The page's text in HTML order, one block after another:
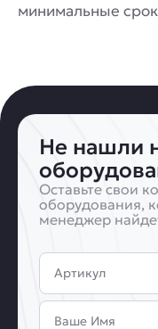
минимальные
Не нашли
Оставьте свои
оборудования,
менеджер
Артикул
Имя